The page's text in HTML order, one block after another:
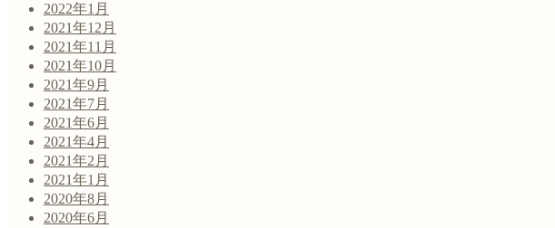
2022年1月
2021年12月
2021年11月
2021年10月
2021年9月
2021年7月
2021年6月
2021年4月
2021年2月
2021年1月
2020年8月
2020年6月